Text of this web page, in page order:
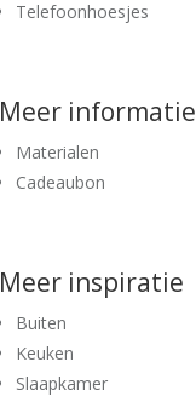
Telefoonhoesjes
Meer informatie
Materialen
Cadeaubon
Meer inspiratie
Buiten
Keuken
Slaapkamer